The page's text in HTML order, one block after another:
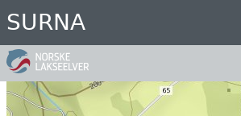
Hopp
til
hovedinnhold
SURNA